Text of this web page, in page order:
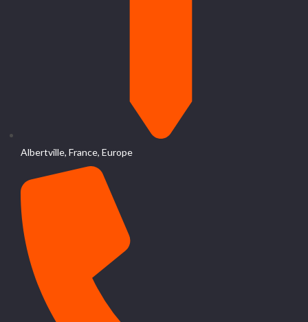
Albertville, France, Europe